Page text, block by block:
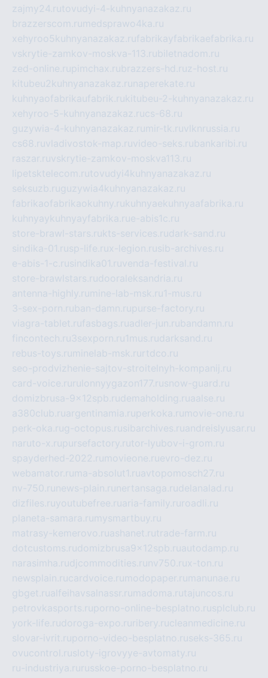
zajmy24.rutovudyi-4-kuhnyanazakaz.ru
brazzerscom.ru medsprawo4ka.ru
xehyroo5kuhnyanazakaz.rufabrikayfabrikaefabrika.ru
vskrytie-zamkov-moskva-113.rubiletnadom.ru
zed-online.rupimchax.rubrazzers-hd.ruz-host.ru
kitubeu2kuhnyanazakaz.ru naperekate.ru
kuhnyaofabrikaufabrik.rukitubeu-2-kuhnyanazakaz.ru
xehyroo-5-kuhnyanazakaz.rucs-68.ru
guzywia-4-kuhnyanazakaz.ru mir-tk.ruvlknrussia.ru
cs68.ruvladivostok-map.ruvideo-seks.rubankaribi.ru
raszar.ruvskrytie-zamkov-moskva113.ru
lipetsktelecom.rutovudyi4kuhnyanazakaz.ru
seksuzb.ruguzywia4kuhnyanazakaz.ru
fabrikaofabrikaokuhny.rukuhnyaekuhnyaafabrika.ru
kuhnyaykuhnyayfabrika.rue-abis1c.ru
store-brawl-stars.rukts-services.rudark-sand.ru
sindika-01.rusp-life.rux-legion.rusib-archives.ru
e-abis-1-c.rusindika01.ruvenda-festival.ru
store-brawlstars.rudooraleksandria.ru
antenna-highly.ru mine-lab-msk.ru1-mus.ru
3-sex-porn.ruban-damn.rupurse-factory.ru
viagra-tablet.rufasbags.ruadler-jun.rubandamn.ru
fincontech.ru3sexporn.ru1mus.rudarksand.ru
rebus-toys.ru minelab-msk.ru rtdco.ru
seo-prodvizhenie-sajtov-stroitelnyh-kompanij.ru
card-voice.ru rulonnyygazon177.rusnow-guard.ru
domizbrusa-9x12spb.rudemaholding.ruaalse.ru
a380club.ruargentinamia.ruperkoka.ru movie-one.ru
perk-oka.rug-octopus.rusibarchives.ruandreislyusar.ru
naruto-x.rupursefactory.rutor-lyubov-i-grom.ru
spayderhed-2022.ru movieone.ruevro-dez.ru
webamator.ru ma-absolut1.ruavtopomosch27.ru
nv-750.ru news-plain.ru nertansaga.rudelanalad.ru
dizfiles.ruyoutubefree.ruaria-family.ru roadli.ru
planeta-samara.ru mysmartbuy.ru
matrasy-kemerovo.ruashanet.rutrade-farm.ru
dotcustoms.rudomizbrusa9x12spb.ruautodamp.ru
narasimha.rudjcommodities.ru nv750.rux-ton.ru
newsplain.rucardvoice.ru modopaper.ru manunae.ru
gbget.rualfeihavsalnassr.ru madoma.rutajuncos.ru
petrovkasports.ruporno-online-besplatno.rusplclub.ru
york-life.rudoroga-expo.ru ribery.rucleanmedicine.ru
slovar-ivrit.ruporno-video-besplatno.ruseks-365.ru
ovucontrol.rusloty-igrovyye-avtomaty.ru
ru-industriya.ru russkoe-porno-besplatno.ru